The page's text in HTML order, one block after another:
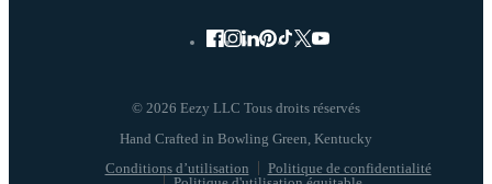
© 2026 Eezy LLC Tous droits réservés
Conditions d’utilisation
Politique de confidentialité